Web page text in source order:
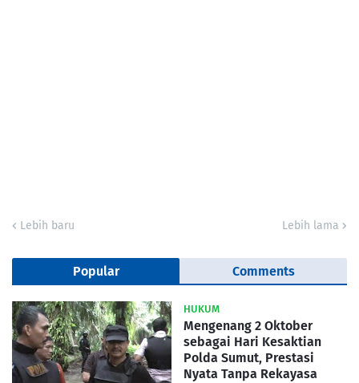
Lebih baru Lebih lama
Popular Comments
HUKUM
Mengenang 2 Oktober
sebagai Hari Kesaktian
Polda Sumut, Prestasi
Nyata Tanpa Rekayasa